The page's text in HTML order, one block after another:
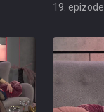
19. epizode